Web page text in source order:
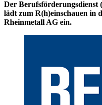
Der Berufsförderungsdienst (
lädt zum R(h)einschauen in
Rheinmetall AG ein.